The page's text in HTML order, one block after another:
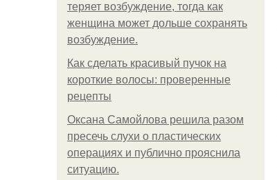
теряет возбуждение, тогда как
женщина может дольше сохранять
возбуждение.
Как сделать красивый пучок на
короткие волосы: проверенные
рецепты
Оксана Самойлова решила разом
пресечь слухи о пластических
операциях и публично прояснила
ситуацию.